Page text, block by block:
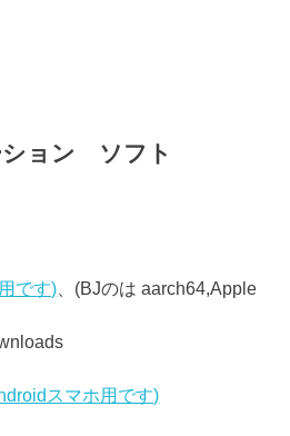
ション ソフト
です) 、(BJのは aarch64,Apple
スマホ用です)